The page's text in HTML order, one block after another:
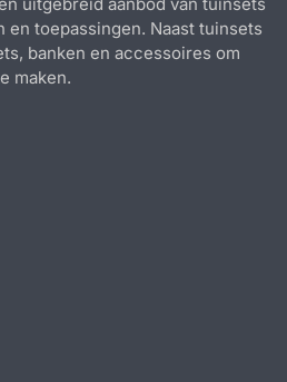
uitgebreid aanbod van tuinsets
en toepassingen. Naast tuinsets
banken en accessoires om
maken.